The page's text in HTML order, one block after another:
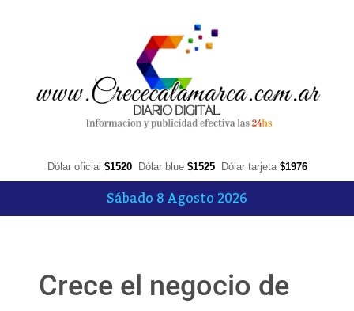
Dólar oficial $1520 Dólar blue $1525 Dólar tarjeta $1976
Sábado 8 Agosto 2026
Crece el negocio de